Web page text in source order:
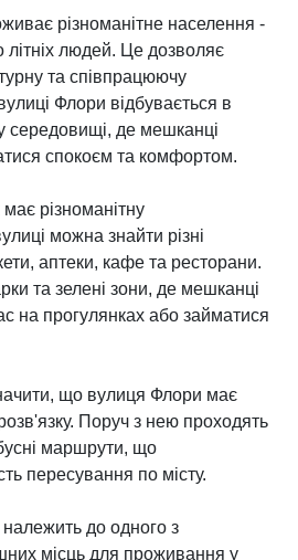
різноманітне населення -
літніх людей. Це дозволяє
та співпрацюючу
Флори відбувається в
середовищі, де мешканці
спокоєм та комфортом.
різноманітну
можна знайти різні
аптеки, кафе та ресторани.
та зелені зони, де мешканці
на прогулянках або займатися
що вулиця Флори має
Поруч з нею проходять
маршрути, що
пересування по місту.
до одного з
місць для проживання у